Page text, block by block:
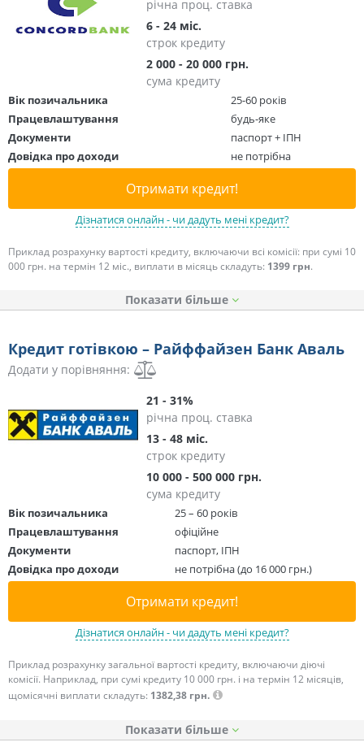
річна проц. ставка
6 - 24 міс.
строк кредиту
2 000 - 20 000 грн.
сума кредиту
Вік позичальника
25-60 років
Працевлаштування
будь-яке
Документи
паспорт + ІПН
Довідка про доходи
не потрібна
Отримати кредит!
Дізнатися онлайн - чи дадуть мені кредит?
Приклад розрахунку вартості кредиту, включаючи всі комісії: при сумі 10
000 грн. на термін 12 міс., виплати в місяць складуть: 1399 грн.
Показати
Кредит готівкою – Райффайзен Банк Аваль
Додати у порівняння:
21 - 31%
річна проц. ставка
13 - 48 міс.
строк кредиту
10 000 - 500 000 грн.
сума кредиту
Вік позичальника
25 – 60 років
Працевлаштування
офіційне
Документи
паспорт, ІПН
Довідка про доходи
не потрібна (до 16 000 грн.)
Отримати кредит!
Дізнатися онлайн - чи дадуть мені кредит?
Приклад розрахунку загальної вартості кредиту, включаючи діючі
комісії. Наприклад, при сумі кредиту 10 000 грн. і на термін 12 місяців,
щомісячні виплати складуть: 1382,38 грн.
Показати